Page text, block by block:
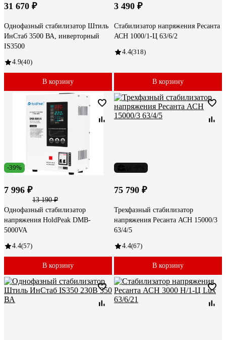
31 670 ₽
Однофазный стабилизатор Штиль
ИнСтаб 3500 ВА, инверторный
IS3500
4.9(40)
В корзину
3 490 ₽
Стабилизатор напряжения Ресанта
АСН 1000/1-Ц 63/6/2
4.4(318)
В корзину
-39%
7 996 ₽
13 190 ₽
Однофазный стабилизатор
напряжения HoldPeak DMB-
5000VA
4.4(57)
В корзину
75 790 ₽
Трехфазный стабилизатор
напряжения Ресанта АСН 15000/3
63/4/5
4.4(67)
В корзину